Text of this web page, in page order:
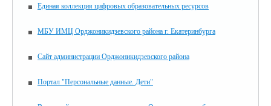
Единая коллекция цифровых образовательных ресурсов
МБУ ИМЦ Орджоникидзевского района г. Екатеринбурга
Сайт администрации Орджоникидзевского района
Портал "Персональные данные. Дети"